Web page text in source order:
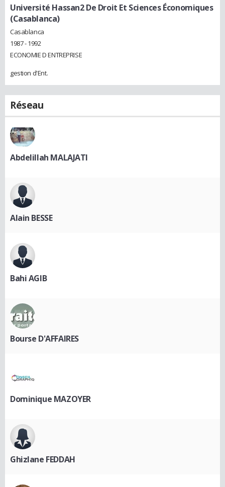
Université Hassan2 De Droit Et Sciences Économiques
(Casablanca)
Casablanca
1987 - 1992
ECONOMIE D ENTREPRISE
gestion d'Ent.
Réseau
Abdelillah MALAJATI
Alain BESSE
Bahi AGIB
Bourse D'AFFAIRES
Dominique MAZOYER
Ghizlane FEDDAH